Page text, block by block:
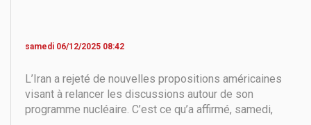
samedi 06/12/2025 08:42
L’Iran a rejeté de nouvelles propositions américaines
visant à relancer les discussions autour de son
programme nucléaire. C’est ce qu’a affirmé, samedi,